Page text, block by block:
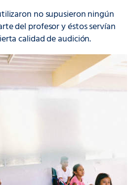
no supusieron ningún
del profesor y éstos servían
calidad de audición.